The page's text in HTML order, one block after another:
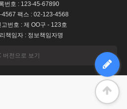
번호 : 123-45-67890
4567 팩스 : 02-123-4568
번호 : 제 OO구 - 123호
책임자 : 정보책임자명
버전으로 보기